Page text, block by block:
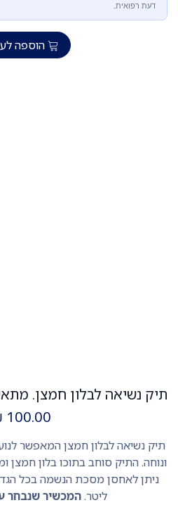
דעת רפואית.
הוספה
100.00
תיק נשיאה לבלון חמצן המאפשר
ליטר.המכשיר שנבחר